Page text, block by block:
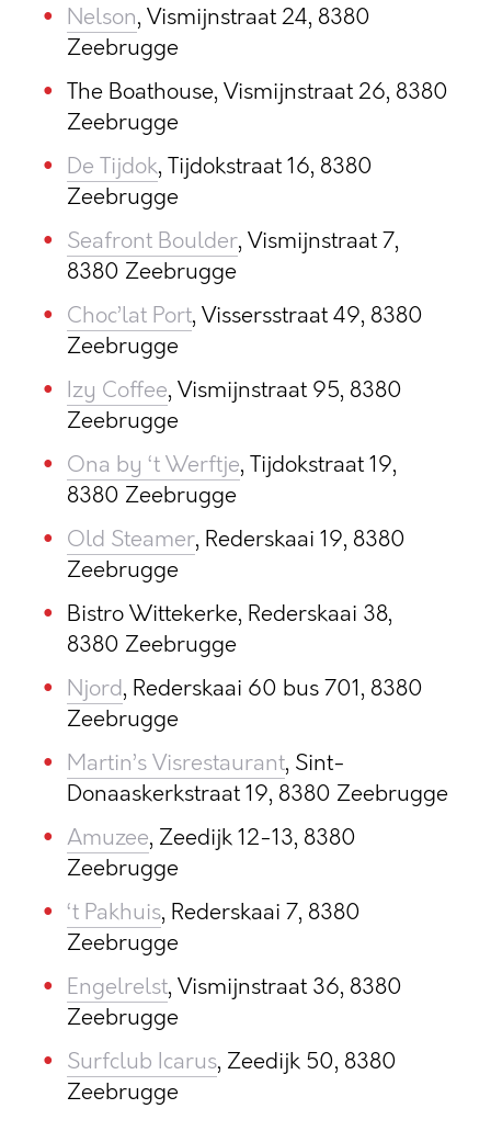
Nelson, Vismijnstraat 24, 8380
Zeebrugge
The Boathouse, Vismijnstraat 26, 8380
Zeebrugge
De Tijdok, Tijdokstraat 16, 8380
Zeebrugge
Seafront Boulder, Vismijnstraat 7,
8380 Zeebrugge
Choc’lat Port, Vissersstraat 49, 8380
Zeebrugge
Izy Coffee, Vismijnstraat 95, 8380
Zeebrugge
Ona by ‘t Werftje, Tijdokstraat 19,
8380 Zeebrugge
Old Steamer, Rederskaai 19, 8380
Zeebrugge
Bistro Wittekerke, Rederskaai 38,
8380 Zeebrugge
Njord, Rederskaai 60 bus 701, 8380
Zeebrugge
Martin’s Visrestaurant, Sint-
Donaaskerkstraat 19, 8380 Zeebrugge
Amuzee, Zeedijk 12-13, 8380
Zeebrugge
‘t Pakhuis, Rederskaai 7, 8380
Zeebrugge
Engelrelst, Vismijnstraat 36, 8380
Zeebrugge
Surfclub Icarus, Zeedijk 50, 8380
Zeebrugge